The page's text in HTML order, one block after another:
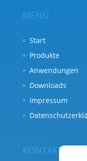
MENÜ
Start
Produkte
Anwendungen
Downloads
Impressum
KONTAKT